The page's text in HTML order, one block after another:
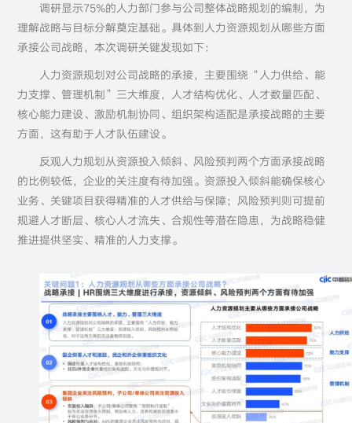
调研显示75%的人力部门参与公司整体战略规划的编制，为
理解战略与目标分解奠定基础。具体到人力资源规划从哪些方面
承接公司战略，本次调研关键发现如下：
人力资源规划对公司战略的承接，主要围绕“人力供给、能
力支撑、管理机制”三大维度，人才结构优化、人才数量匹配、
核心能力建设、激励机制协同、组织架构适配是承接战略的主要
方面，这有助于人才队伍建设。
反观人力规划从资源投入倾斜、风险预判两个方面承接战略
的比例较低，企业的关注度有待加强。资源投入倾斜能确保核心
业务、关键项目获得精准的人才供给与保障；风险预判则可提前
规避人才断层、核心人才流失、合规性等潜在隐患，为战略稳健
推进提供坚实、精准的人力支撑。